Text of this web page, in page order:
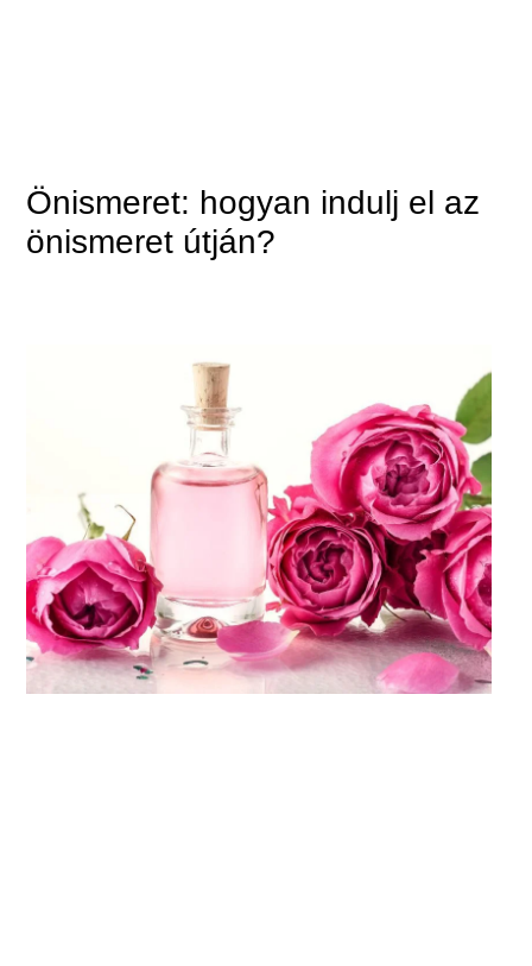
Önismeret: hogyan indulj el az
önismeret útján?